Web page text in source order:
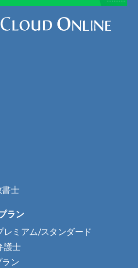
書士
ラン
レミアム/スタンダード
護士
ラン